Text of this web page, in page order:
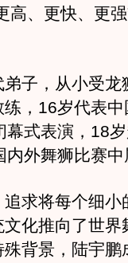
高、更快、更
子，从小受龙
，16岁代表
式表演，18
外舞狮比赛
求将每个细小
化推向了世界
背景，陆宇鹏